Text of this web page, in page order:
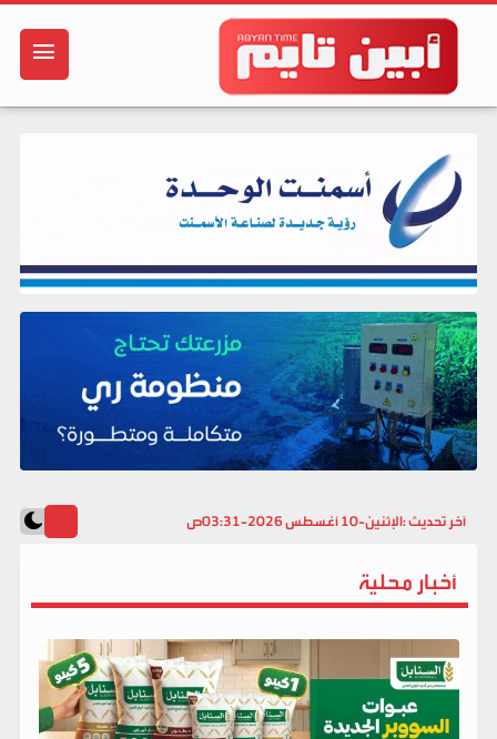
آخر تحديث :الإثنين-10 أغسطس 2026-03:31ص
أخبار محلية